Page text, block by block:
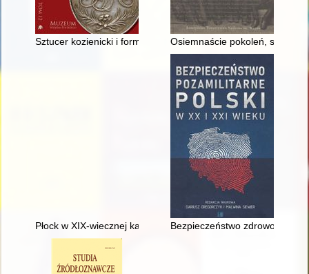
Sztucer kozienicki i formacje strzelców w armiach
Osiemnaście pokoleń, sześć
Płock w XIX-wiecznej kartografii : plany nieruchomości w
Bezpieczeństwo zdrowotne w